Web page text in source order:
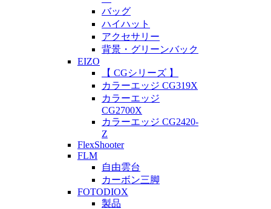
バッグ
ハイハット
アクセサリー
背景・グリーンバック
EIZO
【 CGシリーズ 】
カラーエッジ CG319X
カラーエッジ
CG2700X
カラーエッジ CG2420-
Z
FlexShooter
FLM
自由雲台
カーボン三脚
FOTODIOX
製品